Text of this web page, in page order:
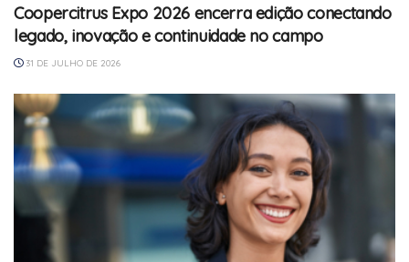
Coopercitrus Expo 2026 encerra edição conectando
legado, inovação e continuidade no campo
31 DE JULHO DE 2026